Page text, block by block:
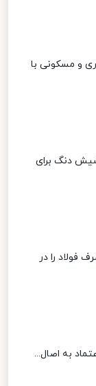
و مسکونی با
دنگ برای
را در
به اصال...